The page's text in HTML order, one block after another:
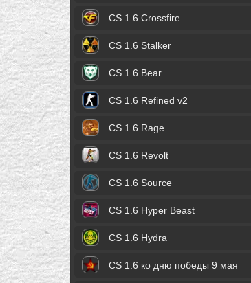
CS 1.6 Crossfire
CS 1.6 Stalker
CS 1.6 Bear
CS 1.6 Refined v2
CS 1.6 Rage
CS 1.6 Revolt
CS 1.6 Source
CS 1.6 Hyper Beast
CS 1.6 Hydra
CS 1.6 ко дню победы 9 мая